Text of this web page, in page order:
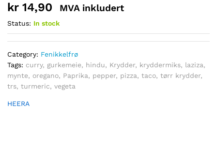
kr 14,90 MVA inkludert
Status: In stock
Category: Fenikkelfrø
Tags: curry, gurkemeie, hindu, Krydder, kryddermiks, laziza,
mynte, oregano, Paprika, pepper, pizza, taco, tørr krydder,
trs, turmeric, vegeta
HEERA